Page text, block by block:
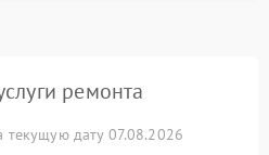
ремонта
текущую дату 07.08.2026